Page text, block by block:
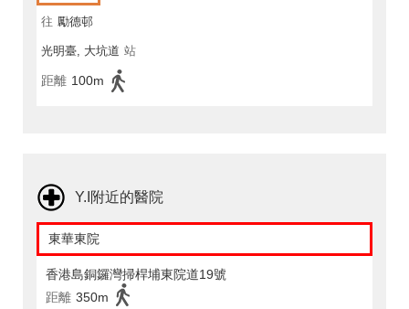
往 勵德邨
光明臺, 大坑道 站
距離 100m
Y.I附近的醫院
東華東院
香港島銅鑼灣掃桿埔東院道19號
距離 350m